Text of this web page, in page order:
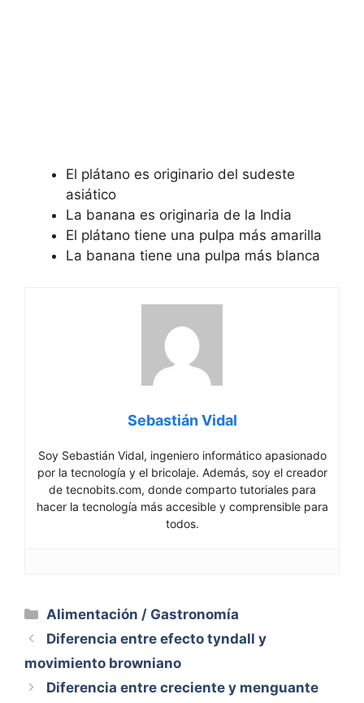
El plátano es originario del sudeste
asiático
La banana es originaria de la India
El plátano tiene una pulpa más amarilla
La banana tiene una pulpa más blanca
Sebastián Vidal
Soy Sebastián Vidal, ingeniero informático apasionado
por la tecnología y el bricolaje. Además, soy el creador
de tecnobits.com, donde comparto tutoriales para
hacer la tecnología más accesible y comprensible para
todos.
Categorías
Alimentación / Gastronomía
Diferencia entre efecto tyndall y
movimiento browniano
Diferencia entre creciente y menguante